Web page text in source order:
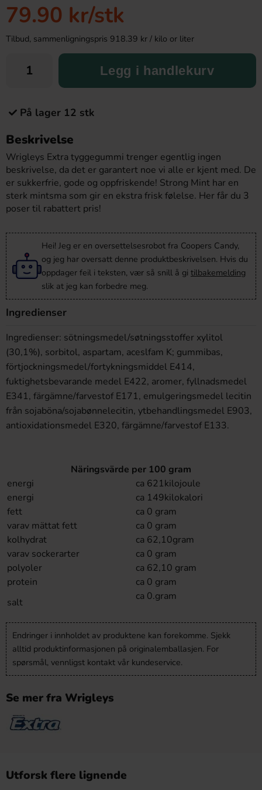
79.90 kr/stk
Tilbud, sammenligningspris 918.39 kr / kilo or liter
Legg i handlekurv
På lager 12 stk
Beskrivelse
Wrigleys Extra tyggegummi trenger egentlig ingen
beskrivelse, da det er garantert noe vi alle er kjent med. De
er sukkerfrie, gode og oppfriskende! Strong Mint har en
sterk mintsma som gir en ekstra frisk følelse. Her får du 3
poser til rabattert pris!
Hei! Jeg er en oversettelsesrobot fra Coopers Candy,
og jeg har oversatt denne produktbeskrivelsen. Hvis du
oppdager feil i teksten, vær så snill å gi tilbakemelding
slik at jeg kan forbedre meg.
Ingredienser
Ingredienser: sötningsmedel/søtningsstoffer xylitol
(30,1%), sorbitol, aspartam, aceslfam K; gummibas,
förtjockningsmedel/fortykningsmiddel E414,
fuktighetsbevarande medel E422, aromer, fyllnadsmedel
E341, färgämne/farvestof E171, emulgeringsmedel lecitin
från sojaböna/sojabønnelecitin, ytbehandlingsmedel E903,
antioxidationsmedel E320, färgämne/farvestof E133.
Näringsvärde per 100 gram
energi
ca 621kilojoule
energi
ca 149kilokalori
fett
ca 0 gram
varav mättat fett
ca 0 gram
kolhydrat
ca 62,10gram
varav sockerarter
ca 0 gram
polyoler
ca 62,10 gram
protein
ca 0 gram
salt
ca 0.gram
Endringer i innholdet av produktene kan forekomme. Sjekk
alltid produktinformasjonen på originalemballasjen. For
spørsmål, vennligst kontakt vår kundeservice.
Se mer fra Wrigleys
Utforsk flere lignende